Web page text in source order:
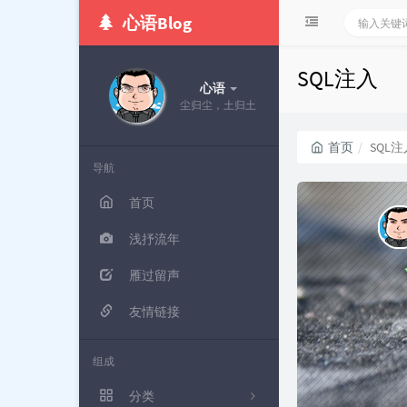
心语Blog
心语
尘归尘，土归土
导航
首页
浅抒流年
雁过留声
友情链接
组成
分类
SQL注入
首页 SQL